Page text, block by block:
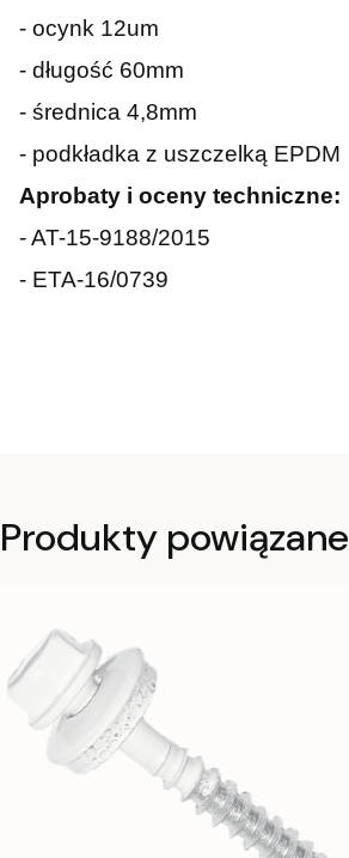
- ocynk 12um
- długość 60mm
- średnica 4,8mm
- podkładka z uszczelką EPDM
Aprobaty i oceny techniczne:
- AT-15-9188/2015
- ETA-16/0739
Produkty powiązane